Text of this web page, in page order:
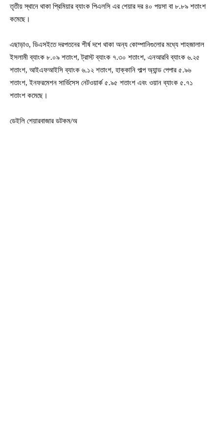
তৃতীয় স্থানে থাকা প্রিমিয়ার ব্যাংক পিএলসি এর শেয়ার দর ৪০ পয়সা বা ৮.৮৯ শতাংশ
কমেছে।
এছাড়াও, ডিএসইতে দরপতনের শীর্ষ দশে থাকা অন্য কোম্পানিগুলোর মধ্যে শাহজালাল
ইসলামী ব্যাংক ৮.০৯ শতাংশ, ট্রাস্ট ব্যাংক ৭.৩০ শতাংশ, এনআরবি ব্যাংক ৬.২৫
শতাংশ, আইএফআইসি ব্যাংক ৬.১২ শতাংশ, হাক্কানি পাল্প অ্যান্ড পেপার ৫.৯৬
শতাংশ, ইনফরমেশন সার্ভিসেস নেটওয়ার্ক ৫.৯৫ শতাংশ এবং ওয়ান ব্যাংক ৫.৭১
শতাংশ কমেছে।
ডেইলি শেয়ারবাজার ডটকম/অ